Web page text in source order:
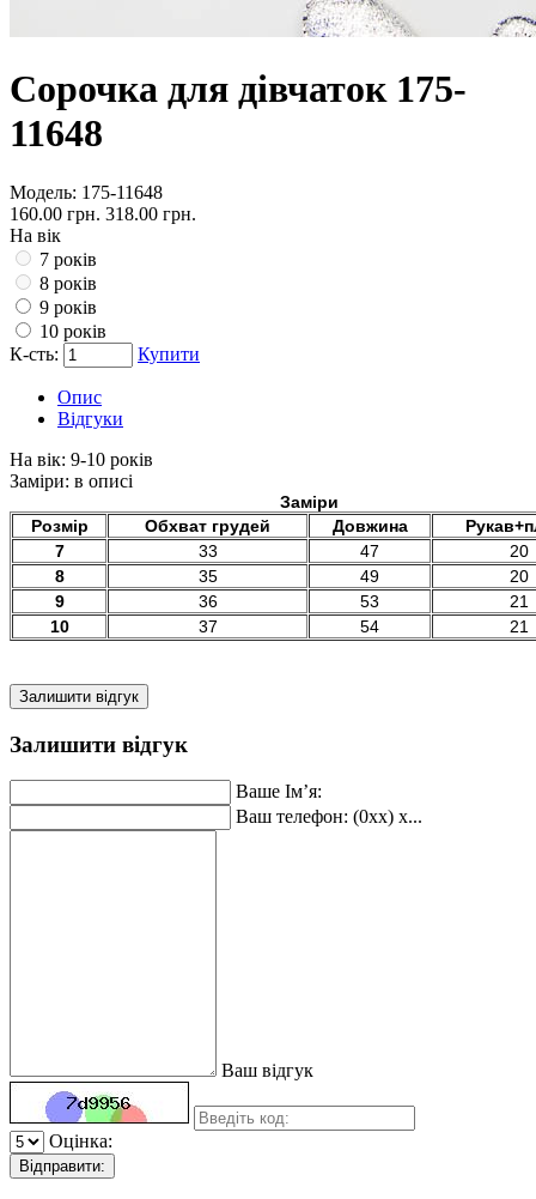
Сорочка для дівчаток 175-
11648
Модель: 175-11648
160.00 грн. 318.00 грн.
На вік
7 років
8 років
9 років
10 років
К-сть:
Купити
Опис
Відгуки
На вік: 9-10 років
Заміри: в описі
Заміри
Розмір
Обхват грудей Довжина
7
33 47
20
8
35 49
20
9
36 53
21
10
37 54 21
Залишити відгук
Залишити відгук
Ваше Ім’я:
Ваш телефон: (0xx) x...
Ваш відгук
Оцінка:
Відправити: